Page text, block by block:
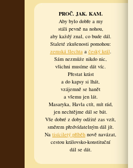
PROČ. JAK. KAM.
Aby bylo dobře a my
stáli pevně na nohou,
aby každý znal, co bude dál.
Staleté zkušenosti pomohou:
zemská šlechtaa český král.
Sám nezmůže nikdo nic,
všichni musíme dát víc.
Přestat krást
a do kapsy si lhát,
vzájemně se hanět
a všemu jen lát.
Masaryka, Havla ctít, mít rád,
jen nechtějme dál se bát.
Vše dobré z doby odžité zas vzít,
směrem předvídatelným dál jít.
Na tisíciletý příběh nově navázat,
cestou královsko-konstituční
dál se dát.